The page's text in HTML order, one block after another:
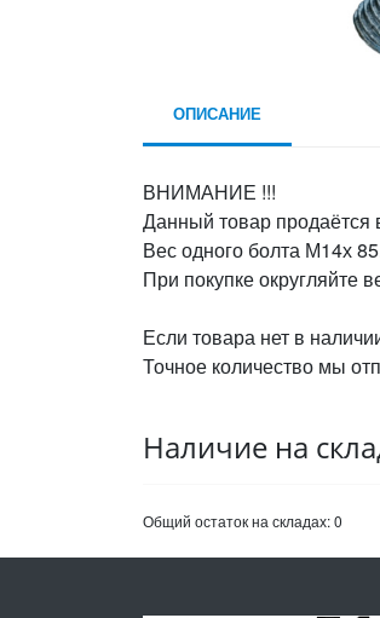
ОПИСАНИЕ
ВНИМАНИЕ !!!
Данный товар продаётся
Вес одного болта М14х
При покупке округляйте
Если товара нет в
Точное количество мы
Наличие на
Общий остаток на складах:0